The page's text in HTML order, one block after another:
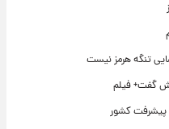
تنگه هرمز نیست
گفت+ فیلم
پیشرفت کشور